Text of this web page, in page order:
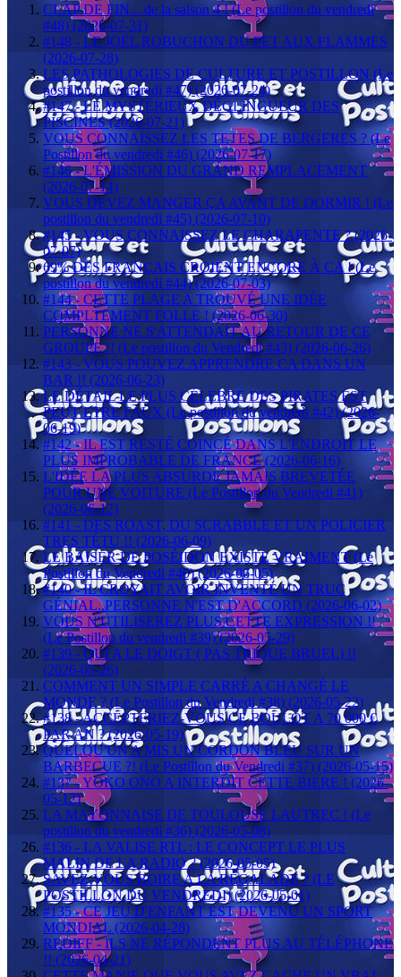
CLAP DE FIN... de la saison 4 ! (Le postillon du vendredi
#48) (2026-07-31)
#148 - LE JOËL ROBUCHON DU PET AUX FLAMMES
(2026-07-28)
LES PATHOLOGIES DE CULTURE ET POSTILLON (Le
postillon du vendredi #47) (2026-07-24)
#147 - LE MYSTÉRIEUX DÉGLINGUEUR DES
PISCINES (2026-07-21)
VOUS CONNAISSEZ LES TETES DE BERGERES ? (Le
Postillon du vendredi #46) (2026-07-17)
#146 - L'ÉMISSION DU GRAND REMPLACEMENT
(2026-07-14)
VOUS DEVEZ MANGER ÇA AVANT DE DORMIR ! (Le
postillon du vendredi #45) (2026-07-10)
#145 - VOUS CONNAISSEZ LE CHARAPENTE ? (2026-
07-07)
69% DES FRANÇAIS CROIENT ENCORE À ÇA ! (Le
postillon du vendredi #44) (2026-07-03)
#144 - CETTE PLAGE A TROUVÉ UNE IDÉE
COMPLTEMENT FOLLE ! (2026-06-30)
PERSONNE NE S'ATTENDAIT AU RETOUR DE CE
GROUPE !! (Le postillon du Vendredi #43) (2026-06-26)
#143 - VOUS POUVEZ APPRENDRE CA DANS UN
BAR !! (2026-06-23)
LE DÉTAIL LE PLUS CÉLEBRE DES PIRATES EST
PEUT ETRE FAUX (Le postillon du vendredi #42) (2026-
06-19)
#142 - IL EST RESTÉ COINCÉ DANS L'ENDROIT LE
PLUS IMPROBABLE DE FRANCE (2026-06-16)
L'IDÉE LA PLUS ABSURDE JAMAIS BREVETÉE
POUR UNE VOITURE (Le Postillon du Vendredi #41)
(2026-06-12)
#141 - DES ROAST, DU SCRABBLE ET UN POLICIER
TRES TÉTU !! (2026-06-09)
LE BAISER DE POSÉIDON EXISTE VRAIMENT (Le
Postillon du Vendredi #40) (2026-06-05)
#140 - IL CROYAIT AVOIR INVENTÉ UN TRUC
GÉNIAL..PERSONNE N'EST D'ACCORD (2026-06-02)
VOUS N'UTILISEREZ PLUS CETTE EXPRESSION !!
(Le Postillon du vendredi #39) (2026-05-29)
#139 - QUI A LE DOIGT ( PAS TRIQUE BRUEL) !!
(2026-05-26)
COMMENT UN SIMPLE CARRÉ A CHANGÉ LE
MONDE ? (Le Postillon du Vendredi #38) (2026-05-22)
#138 - ACCEPTERIEZ-VOUS CE BOULOT A 70 000 €
PAR AN ? (2026-05-19)
QUELQU'UN A MIS UN CORDON BLEU SUR UN
BARBECUE ?! (Le Postillon du Vendredi #37) (2026-05-15)
#137 - YOKO ONO A INTERDIT CETTE BIERE ! (2026-
05-12)
LA MAYONNAISE DE TOULOUSE LAUTREC ! (Le
postillon du vendredi #36) (2026-05-08)
#136 - LA VALISE RTL : LE CONCEPT LE PLUS
MALIN DE LA RADIO ? (2026-05-05)
SAVEZ-VOUS BOIRE A LA RÉGALADE ? (LE
POSTILLON DU VENDREDI) (2026-05-01)
#135 - CE JEU D'ENFANT EST DEVENU UN SPORT
MONDIAL (2026-04-28)
REDIFF - ILS NE RÉPONDENT PLUS AU TÉLÉPHONE
!! (2026-04-21)